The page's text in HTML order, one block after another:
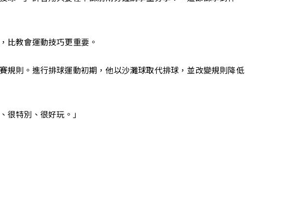
比教會運動技巧更重要。
規則。進行排球運動初期，他以沙灘球取代排球，並改變規則降低
很特別、很好玩。」